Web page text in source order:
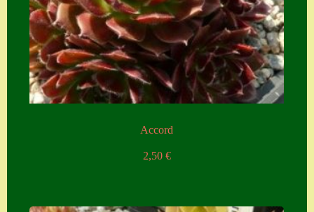
Accord
2,50 €